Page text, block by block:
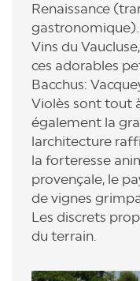
Renaissance
Vins du
ces adorables
Bacchus:
Violès sont tout
également la
larchitecture
la forteresse
provençale, le
de vignes
Les discrets
du terrain.